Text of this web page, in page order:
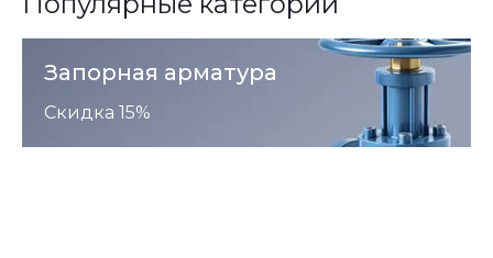
Запорная арматура
Скидка 15%